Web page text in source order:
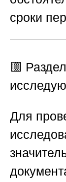
сроки
🟨
Для